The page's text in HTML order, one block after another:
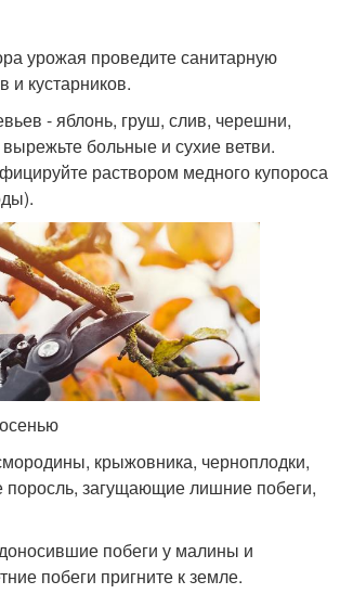
урожая проведите санитарную
и кустарников.
- яблонь, груш, слив, черешни,
больные и сухие ветви.
раствором медного купороса
крыжовника, черноплодки,
поросль, загущающие лишние побеги,
побеги у малины и
побеги пригните к земле.